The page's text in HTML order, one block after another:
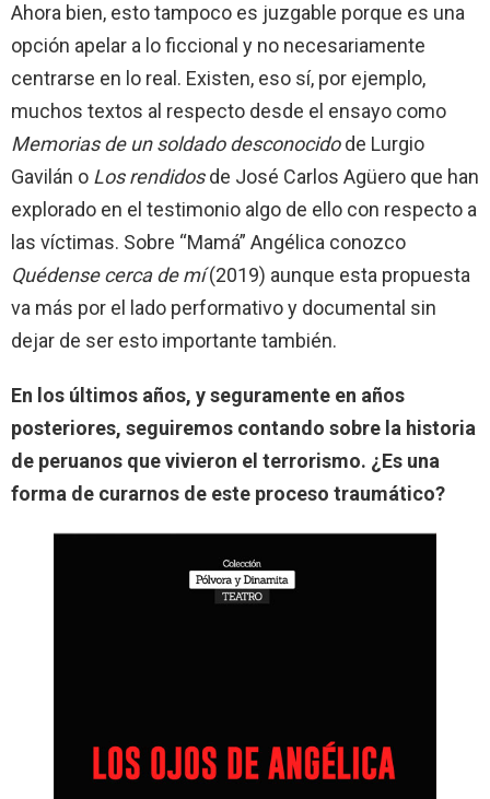
Ahora bien, esto tampoco es juzgable porque es una
opción apelar a lo ficcional y no necesariamente
centrarse en lo real. Existen, eso sí, por ejemplo,
muchos textos al respecto desde el ensayo como
Memorias de un soldado desconocidode Lurgio
Gavilán o Los rendidosde José Carlos Agüero que han
explorado en el testimonio algo de ello con respecto a
las víctimas. Sobre “Mamá” Angélica conozco
Quédense cerca de mí(2019) aunque esta propuesta
va más por el lado performativo y documental sin
dejar de ser esto importante también.
En los últimos años, y seguramente en años
posteriores, seguiremos contando sobre la historia
de peruanos que vivieron el terrorismo. ¿Es una
forma de curarnos de este proceso traumático?